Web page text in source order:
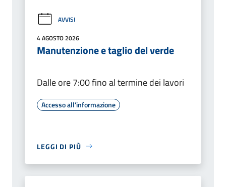
AVVISI
4 AGOSTO 2026
Manutenzione e taglio del verde
Dalle ore 7:00 fino al termine dei lavori
Accesso all'informazione
LEGGI DI PIÙ